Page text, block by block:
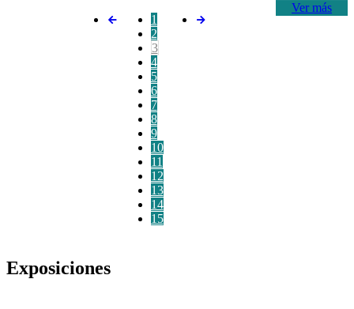
Ver más
1
2
3
4
5
6
7
8
9
10
11
12
13
14
15
Exposiciones